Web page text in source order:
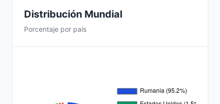
Distribución Mundial
Porcentaje por país